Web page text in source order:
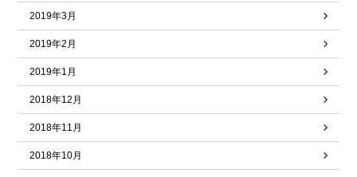
2019年3月
2019年2月
2019年1月
2018年12月
2018年11月
2018年10月